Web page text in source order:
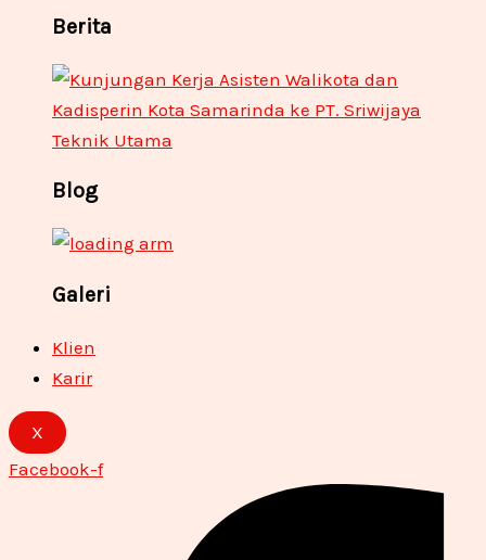
Berita
Blog
Galeri
Klien
Karir
X
Facebook-f